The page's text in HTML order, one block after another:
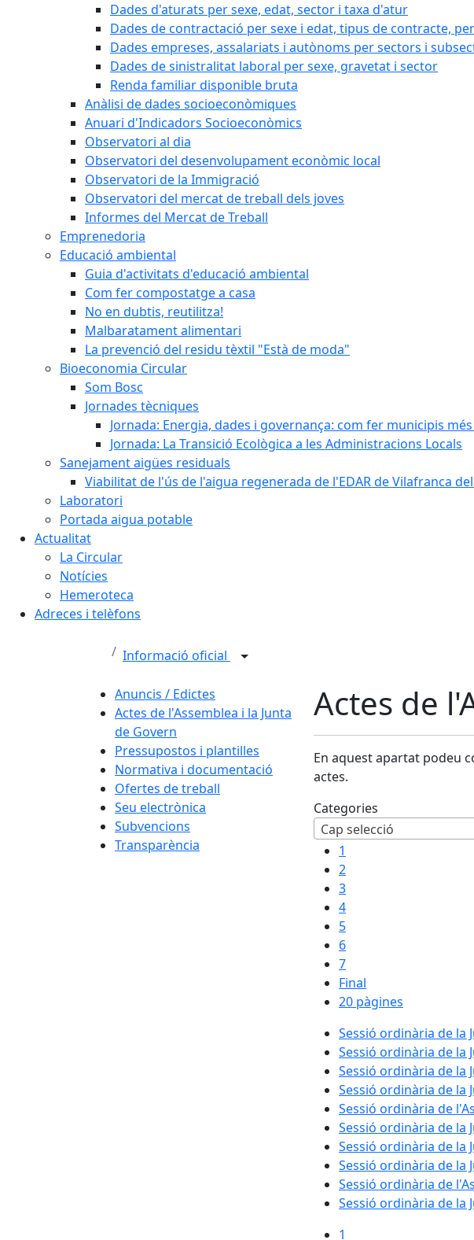
Dades d'aturats per sexe, edat, sector i taxa d'atur
Dades de contractació per sexe i edat, tipus de contracte,
Dades empreses, assalariats i autònoms per sectors i
Dades de sinistralitat laboral per sexe, gravetat i sector
Renda familiar disponible bruta
Anàlisi de dades socioeconòmiques
Anuari d'Indicadors Socioeconòmics
Observatori al dia
Observatori del desenvolupament econòmic local
Observatori de la Immigració
Observatori del mercat de treball dels joves
Informes del Mercat de Treball
Emprenedoria
Educació ambiental
Guia d'activitats d'educació ambiental
Com fer compostatge a casa
No en dubtis, reutilitza!
Malbaratament alimentari
La prevenció del residu tèxtil "Està de moda"
Bioeconomia Circular
Som Bosc
Jornades tècniques
Jornada: Energia, dades i governança: com fer municipis
Jornada: La Transició Ecològica a les Administracions Locals
Sanejament aigües residuals
Viabilitat de l'ús de l'aigua regenerada de l'EDAR de Vilafranca
Laboratori
Portada aigua potable
Actualitat
La Circular
Notícies
Hemeroteca
Adreces i telèfons
Informació oficial
Anuncis / Edictes
Actes de l'Assemblea i la Junta
de Govern
Pressupostos i plantilles
Normativa i documentació
Ofertes de treball
Seu electrònica
Subvencions
Transparència
Actes de
En aquest apartat podeu
actes.
Categories
Cap selecció
1
2
3
4
5
6
7
Final
20 pàgines
Sessió ordinària de la
Sessió ordinària de la
Sessió ordinària de la
Sessió ordinària de la
Sessió ordinària de
Sessió ordinària de la
Sessió ordinària de la
Sessió ordinària de la
Sessió ordinària de
Sessió ordinària de la
1